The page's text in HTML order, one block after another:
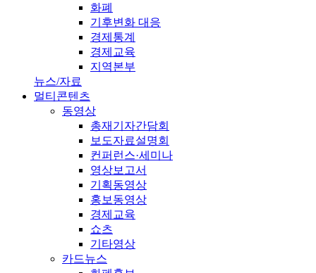
화폐
기후변화 대응
경제통계
경제교육
지역본부
뉴스/자료
멀티콘텐츠
동영상
총재기자간담회
보도자료설명회
컨퍼런스·세미나
영상보고서
기획동영상
홍보동영상
경제교육
쇼츠
기타영상
카드뉴스